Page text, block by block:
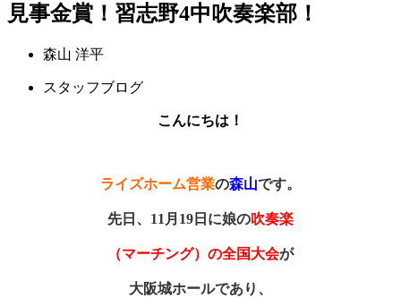
見事金賞！習志野4中吹奏楽部！
森山 洋平
スタッフブログ
こんにちは！
ライズホーム営業の森山です。
先日、11月19日に娘の吹奏楽
（マーチング）の全国大会が
大阪城ホールであり、